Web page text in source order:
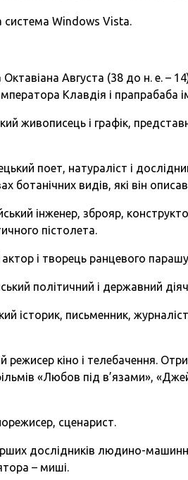
Windows Vista.
Августа (38 до н. е. –
Клавдія і прапрабаба
живописець і графік,
поет, натураліст і
ботанічних видів, які він
інженер, зброяр,
пістолета.
і творець ранцевого
політичний і державний
історик, письменник,
кіно і телебачення.
«Любов під в’язами»,
сценарист.
дослідників людино-
– миші.